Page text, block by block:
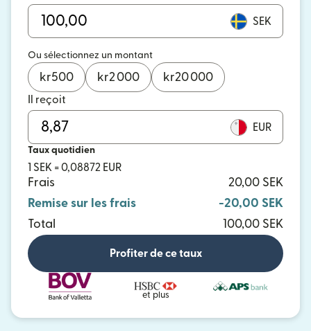
SEK
Ou sélectionnez un montant
kr500 kr2 000 kr20 000
Il reçoit
EUR
Taux quotidien
1 SEK = 0,08872 EUR
Frais
20,00 SEK
Remise sur les frais
-20,00 SEK
Total
100,00 SEK
Profiter de ce taux
et plus